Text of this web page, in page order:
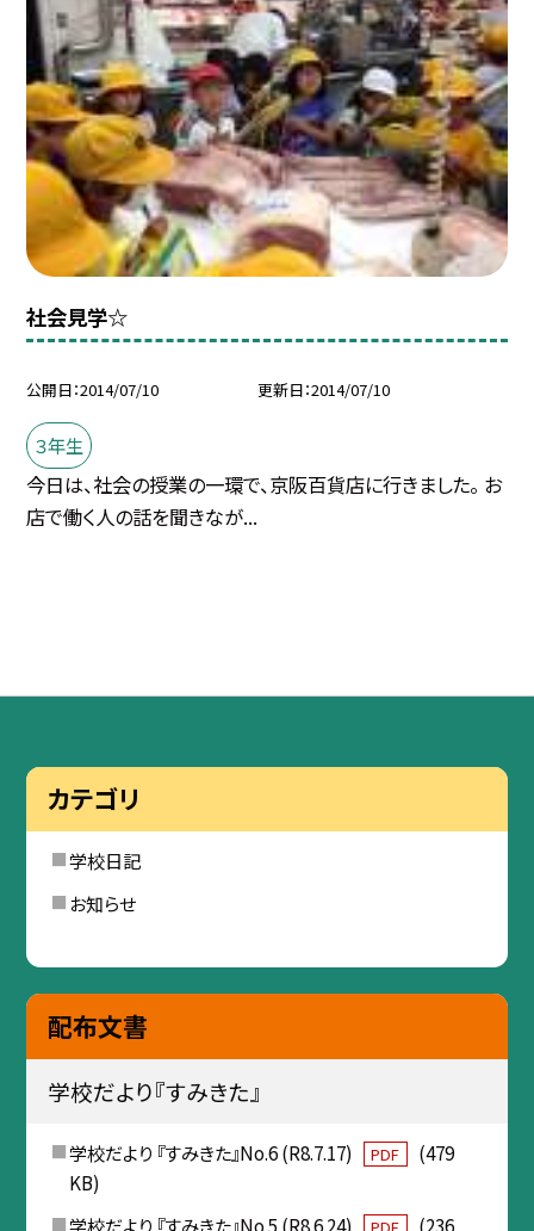
社会見学☆
公開日 2014/07/10 更新日 2014/07/10
３年生
今日は、社会の授業の一環で、京阪百貨店に行きました。 お
店で働く人の話を聞きなが...
カテゴリ
学校日記
お知らせ
配布文書
学校だより『すみきた』
学校だより 『すみきた』No.6 (R8.7.17) PDF
(479
KB)
学校だより 『すみきた』No.5 (R8.6.24)
(236